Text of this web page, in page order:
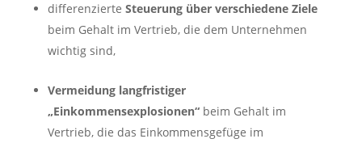
differenzierte Steuerung über verschiedene Ziele
beim Gehalt im Vertrieb, die dem Unternehmen
wichtig sind,
Vermeidung langfristiger
„Einkommensexplosionen“beim Gehalt im
Vertrieb, die das Einkommensgefüge im